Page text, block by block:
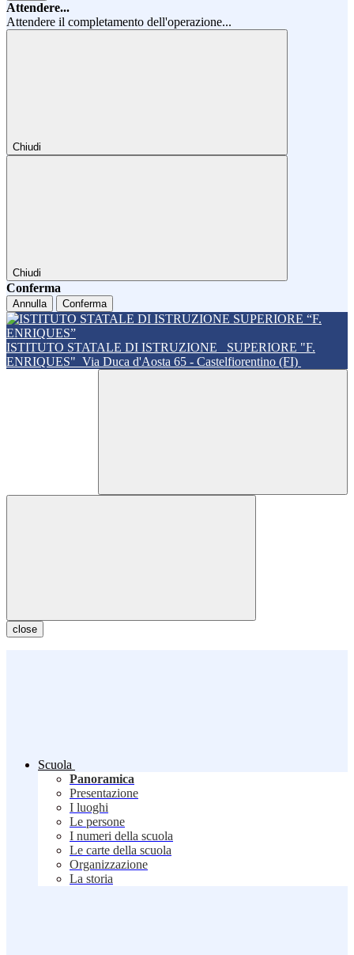
Attendere...
Attendere il completamento dell'operazione...
Chiudi
Chiudi
Conferma
Annulla Conferma
ISTITUTO STATALE DI ISTRUZIONE
SUPERIORE "F.
ENRIQUES" Via Duca d'Aosta 65 - Castelfiorentino (FI)
close
Scuola
Panoramica
Presentazione
I luoghi
Le persone
I numeri della scuola
Le carte della scuola
Organizzazione
La storia